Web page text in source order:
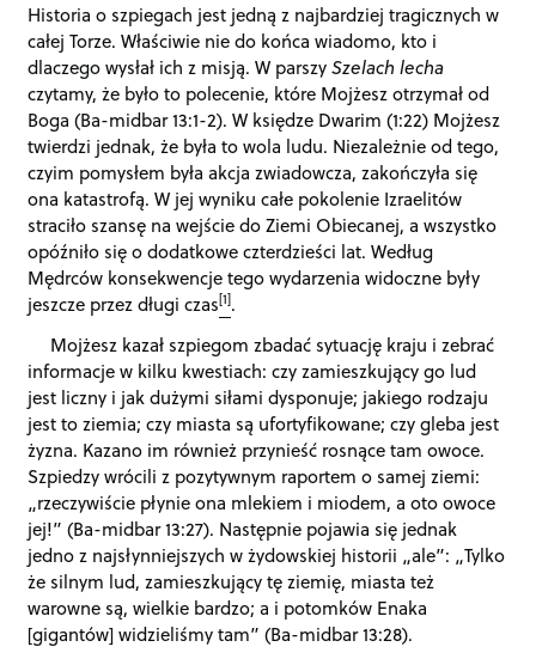
Historia o szpiegach jest jedną z najbardziej tragicznych w
całej Torze. Właściwie nie do końca wiadomo, kto i
dlaczego wysłał ich z misją. W parszySzelach lecha
czytamy, że było to polecenie, które Mojżesz otrzymał od
Boga (Ba-midbar 13:1-2). W księdze Dwarim (1:22) Mojżesz
twierdzi jednak, że była to wola ludu. Niezależnie od tego,
czyim pomysłem była akcja zwiadowcza, zakończyła się
ona katastrofą. W jej wyniku całe pokolenie Izraelitów
straciło szansę na wejście do Ziemi Obiecanej, a wszystko
opóźniło się o dodatkowe czterdzieści lat. Według
Mędrców konsekwencje tego wydarzenia widoczne były
jeszcze przez długi czas[1].
Mojżesz kazał szpiegom zbadać sytuację kraju i zebrać
informacje w kilku kwestiach: czy zamieszkujący go lud
jest liczny i jak dużymi siłami dysponuje; jakiego rodzaju
jest to ziemia; czy miasta są ufortyfikowane; czy gleba jest
żyzna. Kazano im również przynieść rosnące tam owoce.
Szpiedzy wrócili z pozytywnym raportem o samej ziemi:
„rzeczywiście płynie ona mlekiem i miodem, a oto owoce
jej!” (Ba-midbar 13:27). Następnie pojawia się jednak
jedno z najsłynniejszych w żydowskiej historii „ale”: „Tylko
że silnym lud, zamieszkujący tę ziemię, miasta też
warowne są, wielkie bardzo; a i potomków Enaka
[gigantów] widzieliśmy tam” (Ba-midbar 13:28).